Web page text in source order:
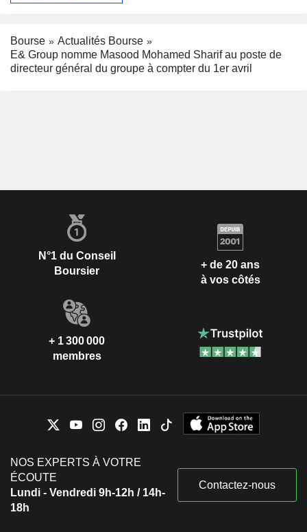
Bourse
Actualités Bourse
E& Group nomme Masood Mohamed Sharif au poste de
directeur général du groupe à compter du 1er avril
N°1 du Conseil
Boursier
+ de 20 ans
à vos côtés
+ 1 300 000
membres
NOS EXPERTS À VOTRE
ÉCOUTE
Lundi - Vendredi 9h-12h / 14h-
18h
Contactez-nous